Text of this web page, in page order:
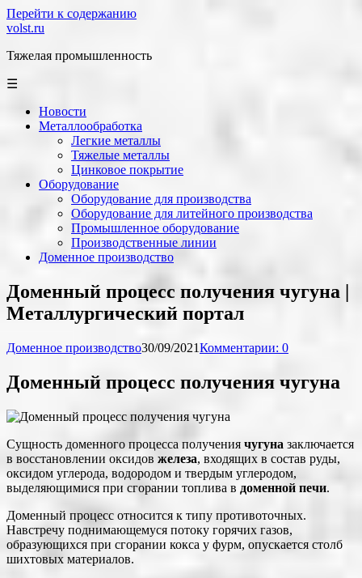
Перейти к содержанию
volst.ru
Тяжелая промышленность
☰
Новости
Металлообработка
Легкие металлы
Тяжелые металлы
Цинковое покрытие
Оборудование
Оборудование для производства
Оборудование для литейного производства
Промышленное оборудование
Производственные линии
Доменное производство
Доменный процесс получения чугуна |
Металлургический портал
Доменное производство30/09/2021Комментарии: 0
Доменный процесс получения чугуна
Сущность доменного процесса получения чугуна заключается
в восстановлении оксидов железа, входящих в состав руды,
оксидом углерода, водородом и твердым углеродом,
выделяющимися при сгорании топлива в доменной печи.
Доменный процесс относится к типу противоточных.
Навстречу поднимающемуся потоку горячих газов,
образующихся при сгорании кокса у фурм, опускается столб
шихтовых материалов.